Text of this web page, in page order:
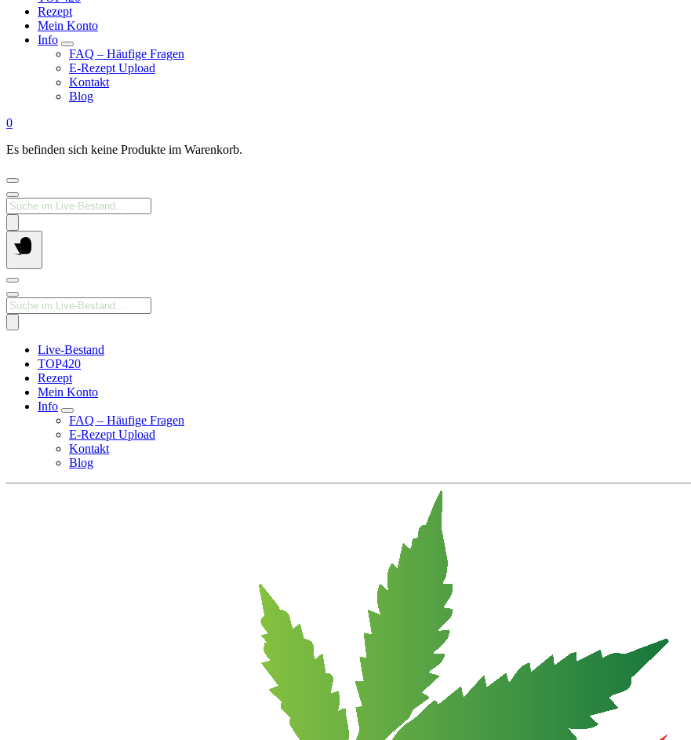
Rezept
Mein Konto
Info
FAQ – Häufige Fragen
E-Rezept Upload
Kontakt
Blog
0
Es befinden sich keine Produkte im Warenkorb.
Products
search
Products
search
Live-Bestand
TOP420
Rezept
Mein Konto
Info
FAQ – Häufige Fragen
E-Rezept Upload
Kontakt
Blog